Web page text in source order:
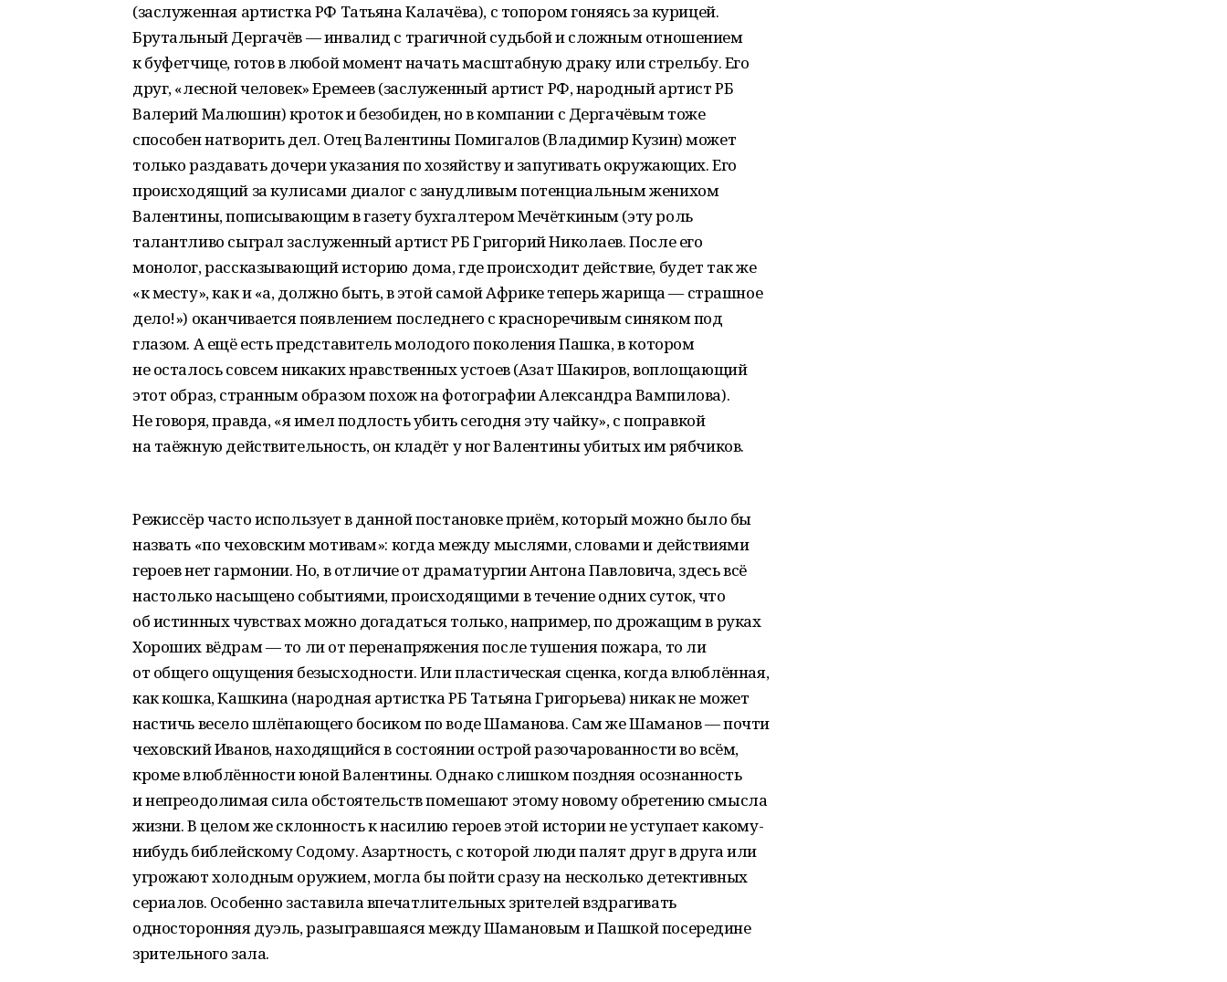
(заслуженная артистка РФ Татьяна Калачёва), с топором гоняясь за курицей.
Брутальный Дергачёв — инвалид с трагичной судьбой и сложным отношением
к буфетчице, готов в любой момент начать масштабную драку или стрельбу. Его
друг, «лесной человек» Еремеев (заслуженный артист РФ, народный артист РБ
Валерий Малюшин) кроток и безобиден, но в компании с Дергачёвым тоже
способен натворить дел. Отец Валентины Помигалов (Владимир Кузин) может
только раздавать дочери указания по хозяйству и запугивать окружающих. Его
происходящий за кулисами диалог с занудливым потенциальным женихом
Валентины, пописывающим в газету бухгалтером Мечёткиным (эту роль
талантливо сыграл заслуженный артист РБ Григорий Николаев. После его
монолог, рассказывающий историю дома, где происходит действие, будет так же
«к месту», как и «а, должно быть, в этой самой Африке теперь жарища — страшное
дело!») оканчивается появлением последнего с красноречивым синяком под
глазом. А ещё есть представитель молодого поколения Пашка, в котором
не осталось совсем никаких нравственных устоев (Азат Шакиров, воплощающий
этот образ, странным образом похож на фотографии Александра Вампилова).
Не говоря, правда, «я имел подлость убить сегодня эту чайку», с поправкой
на таёжную действительность, он кладёт у ног Валентины убитых им рябчиков.
Режиссёр часто использует в данной постановке приём, который можно было бы
назвать «по чеховским мотивам»: когда между мыслями, словами и действиями
героев нет гармонии. Но, в отличие от драматургии Антона Павловича, здесь всё
настолько насыщено событиями, происходящими в течение одних суток, что
об истинных чувствах можно догадаться только, например, по дрожащим в руках
Хороших вёдрам — то ли от перенапряжения после тушения пожара, то ли
от общего ощущения безысходности. Или пластическая сценка, когда влюблённая,
как кошка, Кашкина (народная артистка РБ Татьяна Григорьева) никак не может
настичь весело шлёпающего босиком по воде Шаманова. Сам же Шаманов — почти
чеховский Иванов, находящийся в состоянии острой разочарованности во всём,
кроме влюблённости юной Валентины. Однако слишком поздняя осознанность
и непреодолимая сила обстоятельств помешают этому новому обретению смысла
жизни. В целом же склонность к насилию героев этой истории не уступает какому-
нибудь библейскому Содому. Азартность, с которой люди палят друг в друга или
угрожают холодным оружием, могла бы пойти сразу на несколько детективных
сериалов. Особенно заставила впечатлительных зрителей вздрагивать
односторонняя дуэль, разыгравшаяся между Шамановым и Пашкой посередине
зрительного зала.